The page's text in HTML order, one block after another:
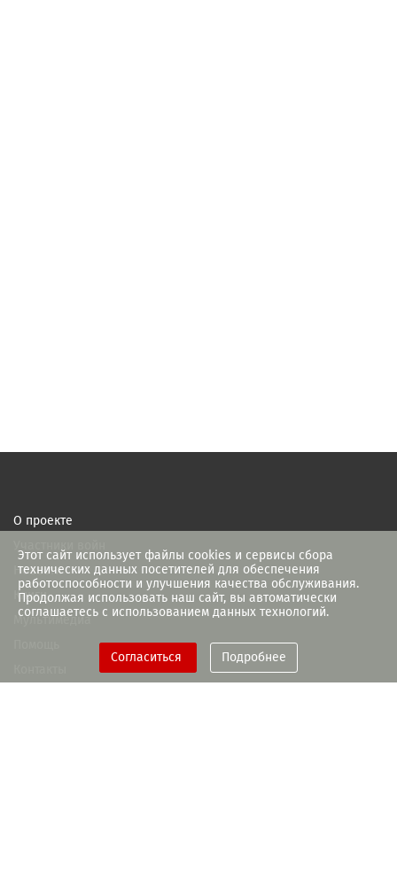
Этот сайт использует файлы cookies и сервисы сбора
технических данных посетителей для обеспечения
работоспособности и улучшения качества обслуживания.
Продолжая использовать наш сайт, вы автоматически
соглашаетесь с использованием данных технологий.
Согласиться Подробнее
О проекте
Новости
Книги
Мультимедиа